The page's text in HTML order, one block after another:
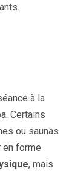
à la
Certains
ou saunas
en forme
, mais